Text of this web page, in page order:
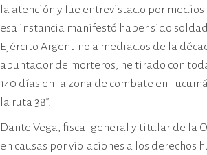
la atención y fue entrevistado por medios
esa instancia manifestó haber sido
Ejército Argentino a mediados de la
apuntador de morteros, he tirado con
140 días en la zona de combate en
la ruta 38”.
Dante Vega, fiscal general y titular de la
en causas por violaciones a los derechos